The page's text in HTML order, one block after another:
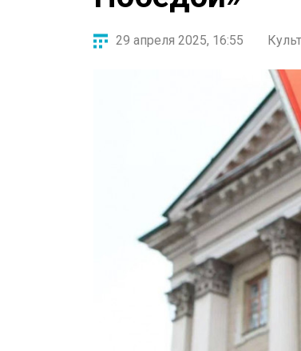
29 апреля 2025, 16:55